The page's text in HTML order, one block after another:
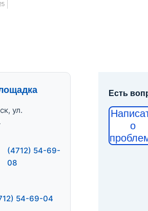
ул.
(4712) 54-69-
08
54-69-04
Есть
о